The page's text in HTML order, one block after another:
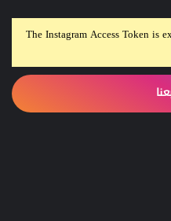
The Instagram Access Token is